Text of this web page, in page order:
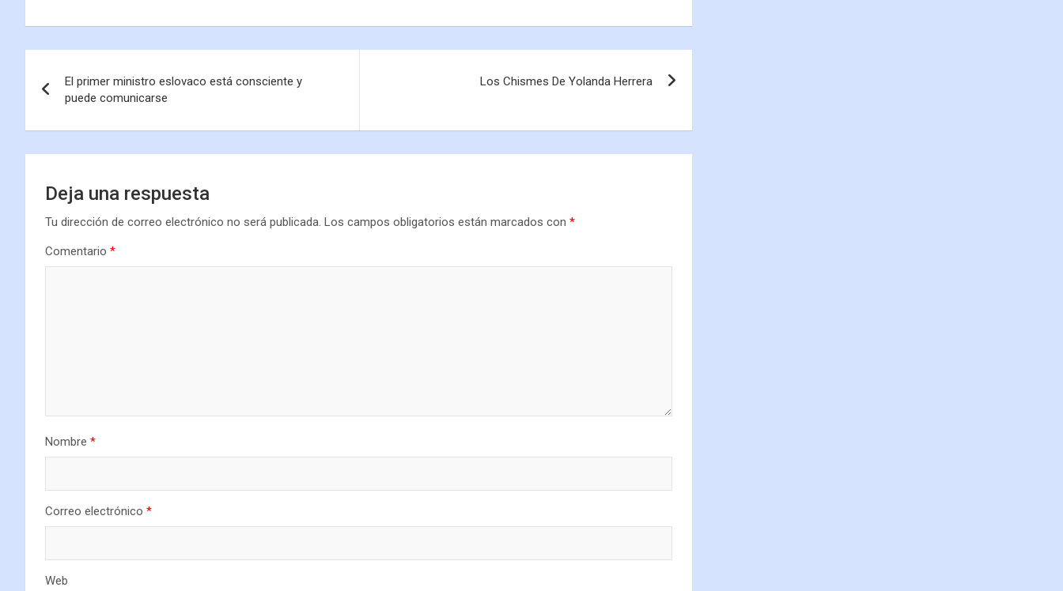
El primer ministro eslovaco está consciente y
puede comunicarse
Los Chismes De Yolanda Herrera
Deja una respuesta
Tu dirección de correo electrónico no será publicada. Los campos obligatorios están marcados con *
Comentario *
Nombre *
Correo electrónico *
Web